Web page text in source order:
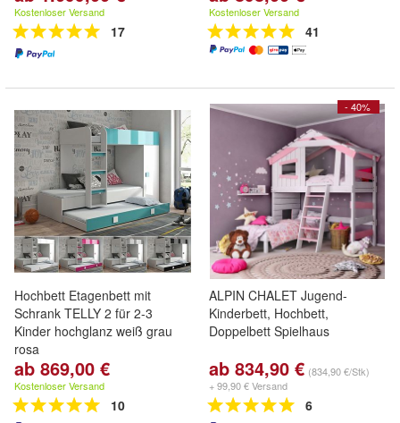
Kostenloser Versand
17
Kostenloser Versand
41
Hochbett Etagenbett mit
Schrank TELLY 2 für 2-3
Kinder hochglanz weiß grau
rosa
ab 869,00 €
Kostenloser Versand
10
- 40%
ALPIN CHALET Jugend-
Kinderbett, Hochbett,
Doppelbett Spielhaus
ab 834,90 € (834,90 €/Stk)
+ 99,90 € Versand
6